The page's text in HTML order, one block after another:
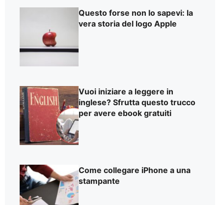
Questo forse non lo sapevi: la
vera storia del logo Apple
Vuoi iniziare a leggere in
inglese? Sfrutta questo trucco
per avere ebook gratuiti
Come collegare iPhone a una
stampante